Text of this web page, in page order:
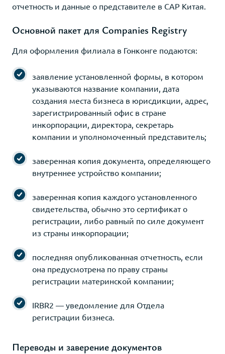
отчетность и данные о представителе в САР Китая.
Основной пакет для Companies Registry
Для оформления филиала в Гонконге подаются:
заявление установленной формы, в котором
указываются название компании, дата
создания места бизнеса в юрисдикции, адрес,
зарегистрированный офис в стране
инкорпорации, директора, секретарь
компании и уполномоченный представитель;
заверенная копия документа, определяющего
внутреннее устройство компании;
заверенная копия каждого установленного
свидетельства, обычно это сертификат о
регистрации, либо равный по силе документ
из страны инкорпорации;
последняя опубликованная отчетность, если
она предусмотрена по праву страны
регистрации материнской компании;
IRBR2 — уведомление для Отдела
регистрации бизнеса.
Переводы и заверение документов